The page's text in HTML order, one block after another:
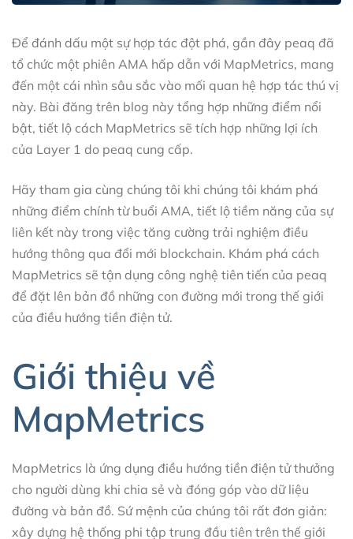
Để đánh dấu một sự hợp tác đột phá, gần đây peaq đã
tổ chức một phiên AMA hấp dẫn với MapMetrics, mang
đến một cái nhìn sâu sắc vào mối quan hệ hợp tác thú vị
này. Bài đăng trên blog này tổng hợp những điểm nổi
bật, tiết lộ cách MapMetrics sẽ tích hợp những lợi ích
của Layer 1 do peaq cung cấp.
Hãy tham gia cùng chúng tôi khi chúng tôi khám phá
những điểm chính từ buổi AMA, tiết lộ tiềm năng của sự
liên kết này trong việc tăng cường trải nghiệm điều
hướng thông qua đổi mới blockchain. Khám phá cách
MapMetrics sẽ tận dụng công nghệ tiên tiến của peaq
để đặt lên bản đồ những con đường mới trong thế giới
của điều hướng tiền điện tử.
Giới thiệu về
MapMetrics
MapMetrics là ứng dụng điều hướng tiền điện tử thưởng
cho người dùng khi chia sẻ và đóng góp vào dữ liệu
đường và bản đồ. Sứ mệnh của chúng tôi rất đơn giản:
xây dựng hệ thống phi tập trung đầu tiên trên thế giới